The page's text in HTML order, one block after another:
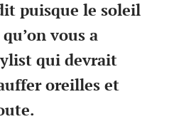
puisque le soleil
vous a
qui devrait
oreilles et